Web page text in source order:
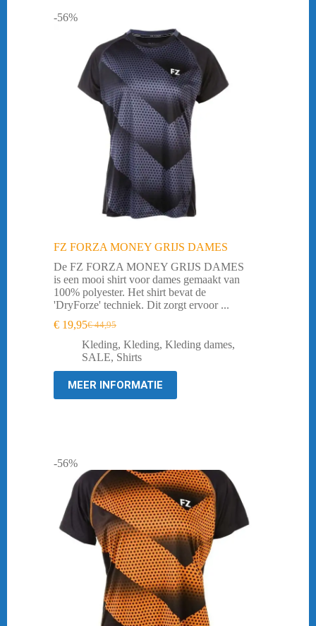
-56%
FZ FORZA MONEY GRIJS DAMES
De FZ FORZA MONEY GRIJS DAMES
is een mooi shirt voor dames gemaakt van
100% polyester. Het shirt bevat de
'DryForze' techniek. Dit zorgt ervoor ...
€44,95
Oorspronkelijke
prijs
was:
€ 44,95.
€ 19,95Huidige
prijs
is:
€ 19,95.
Kleding, Kleding, Kleding dames,
SALE, Shirts
MEER INFORMATIE
-56%